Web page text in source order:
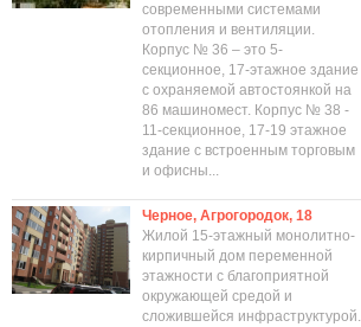
современными системами
отопления и вентиляции.
Корпус № 36 – это 5-
секционное, 17-этажное здание
с охраняемой автостоянкой на
86 машиномест. Корпус № 38 -
11-секционное, 17-19 этажное
здание с встроенным торговым
и офисны...
Черное, Агрогородок, 18
Жилой 15-этажный монолитно-
кирпичный дом переменной
этажности с благоприятной
окружающей средой и
сложившейся инфраструктурой.